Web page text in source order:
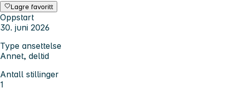
Lagre favoritt
Oppstart
30. juni 2026
Type ansettelse
Annet, deltid
Antall stillinger
1